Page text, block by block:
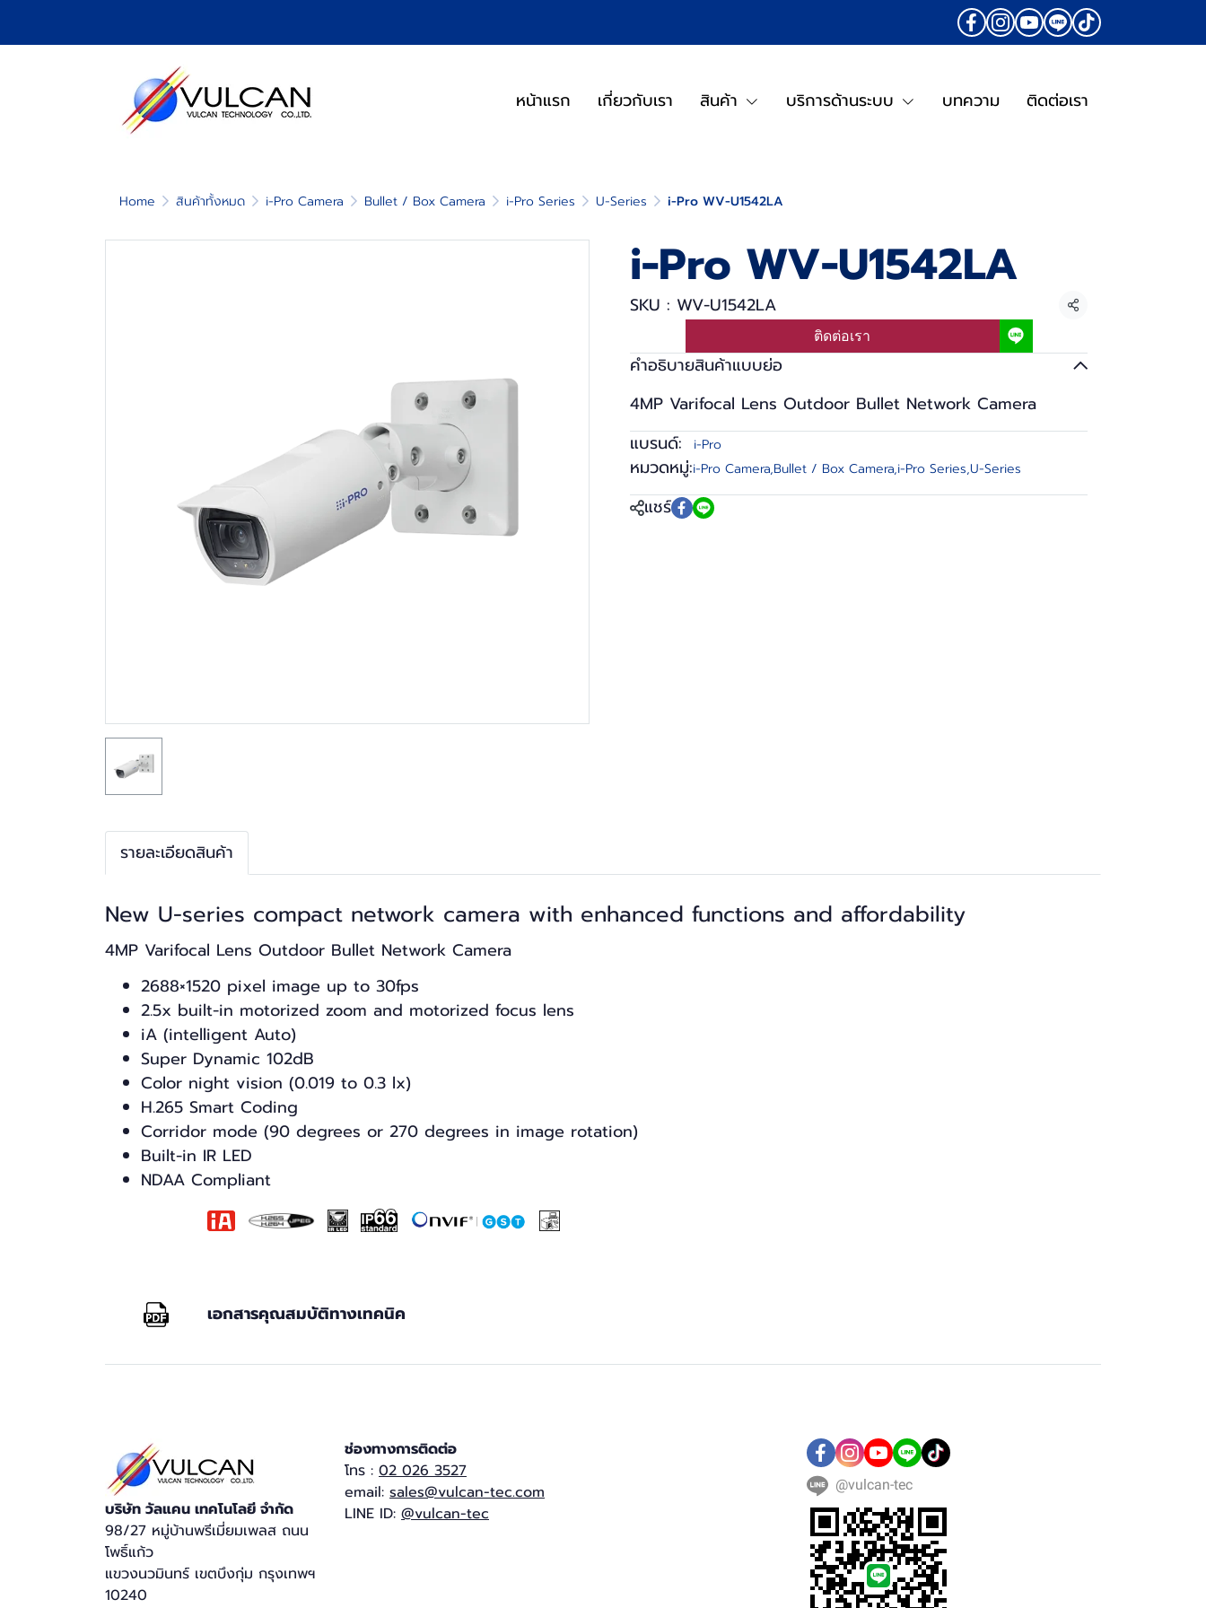
หน้าแรก เกี่ยวกับเรา สินค้า บริการด้านระบบ บทความ ติดต่อเรา
Home สินค้าทั้งหมด i-Pro Camera Bullet / Box Camera i-Pro Series U-Series i-Pro WV-U1542LA
i-Pro WV-U1542LA
SKU : WV-U1542LA
แชร์
ติดต่อเรา
คำอธิบายสินค้าแบบย่อ
4MP Varifocal Lens Outdoor Bullet Network Camera
แบรนด์:
i-Pro
หมวดหมู่:i-Pro Camera,Bullet / Box Camera,i-Pro Series,U-Series
แชร์
รายละเอียดสินค้า
New U-series compact network camera with enhanced functions and affordability
4MP Varifocal Lens Outdoor Bullet Network Camera
2688×1520 pixel image up to 30fps
2.5x built-in motorized zoom and motorized focus lens
iA (intelligent Auto)
Super Dynamic 102dB
Color night vision (0.019 to 0.3 lx)
H.265 Smart Coding
Corridor mode (90 degrees or 270 degrees in image rotation)
Built-in IR LED
NDAA Compliant
เอกสารคุณสมบัติทางเทคนิค
บริษัท วัลแคน เทคโนโลยี จำกัด​
98/27 หมู่บ้านพรีเมี่ยมเพลส ถนน
โพธิ์แก้ว
แขวงนวมินทร์ เขตบึงกุ่ม กรุงเทพฯ
10240​
ช่องทางการติดต่อ
โทร : 02 026 3527
email: sales@vulcan-tec.com
LINE ID: @vulcan-tec
@vulcan-tec